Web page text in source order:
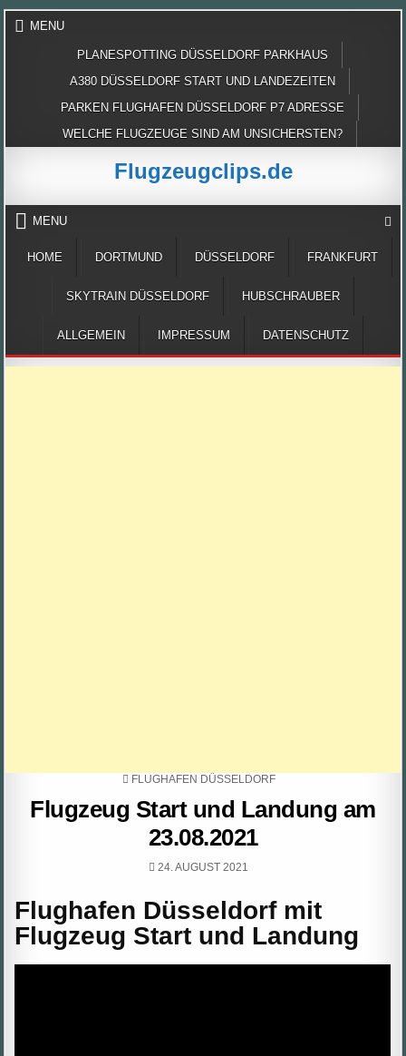
Skip
MENU
PLANESPOTTING DÜSSELDORF PARKHAUS
A380 DÜSSELDORF START UND LANDEZEITEN
PARKEN FLUGHAFEN DÜSSELDORF P7 ADRESSE
WELCHE FLUGZEUGE SIND AM UNSICHERSTEN?
Flugzeugclips.de
MENU
HOME DORTMUND DÜSSELDORF FRANKFURT
SKYTRAIN DÜSSELDORF HUBSCHRAUBER
ALLGEMEIN IMPRESSUM DATENSCHUTZ
POSTED
FLUGHAFEN DÜSSELDORF
Flugzeug Start und Landung am
23.08.2021
PUBLISHED
24. AUGUST 2021
Flughafen Düsseldorf mit
Flugzeug Start und Landung